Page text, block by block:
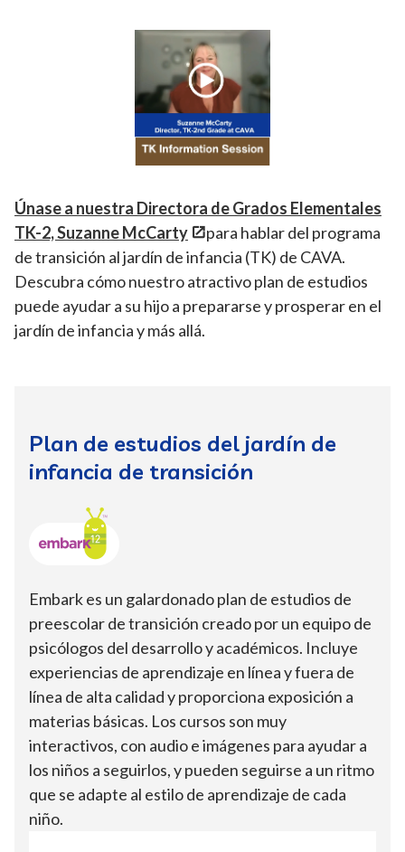
Únase a nuestra Directora de Grados Elementales
TK-2, Suzanne McCarty
para hablar del programa
de transición al jardín de infancia (TK) de CAVA.
Descubra cómo nuestro atractivo plan de estudios
puede ayudar a su hijo a prepararse y prosperar en el
jardín de infancia y más allá.
Plan de estudios del jardín de
infancia de transición
Embark es un galardonado plan de estudios de
preescolar de transición creado por un equipo de
psicólogos del desarrollo y académicos. Incluye
experiencias de aprendizaje en línea y fuera de
línea de alta calidad y proporciona exposición a
materias básicas. Los cursos son muy
interactivos, con audio e imágenes para ayudar a
los niños a seguirlos, y pueden seguirse a un ritmo
que se adapte al estilo de aprendizaje de cada
niño.